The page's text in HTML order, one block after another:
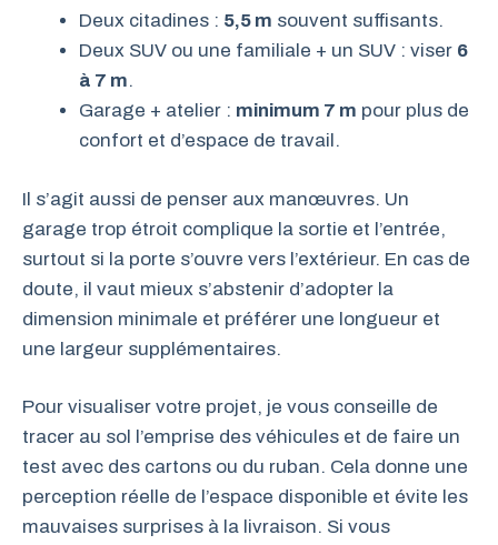
Deux citadines : 5,5 m souvent suffisants.
Deux SUV ou une familiale + un SUV : viser 6
à 7 m.
Garage + atelier : minimum 7 m pour plus de
confort et d’espace de travail.
Il s’agit aussi de penser aux manœuvres. Un
garage trop étroit complique la sortie et l’entrée,
surtout si la porte s’ouvre vers l’extérieur. En cas de
doute, il vaut mieux s’abstenir d’adopter la
dimension minimale et préférer une longueur et
une largeur supplémentaires.
Pour visualiser votre projet, je vous conseille de
tracer au sol l’emprise des véhicules et de faire un
test avec des cartons ou du ruban. Cela donne une
perception réelle de l’espace disponible et évite les
mauvaises surprises à la livraison. Si vous